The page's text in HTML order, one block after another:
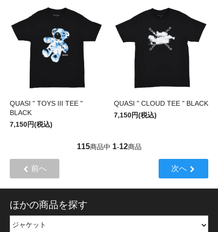
QUASI " TOYS III TEE "
BLACK
7,150円(税込)
QUASI " CLOUD TEE " BLACK
7,150円(税込)
115商品中 1-12商品
前へ 次へ
ほかの商品を探す